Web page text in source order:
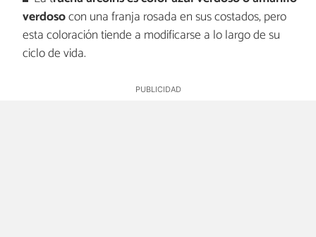
verdosocon una franja rosada en sus costados, pero
esta coloración tiende a modificarse a lo largo de su
ciclo de vida.